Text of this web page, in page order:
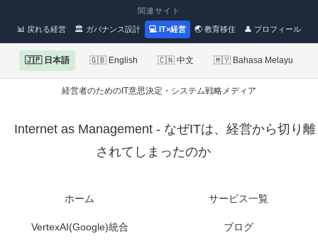
関連サイト
📊 戻れる経営 🏛 ガバナンス設計 💻 IT×経営 🌏 教育移住 👤 プロフィール
🇯🇵 日本語 🇬🇧 English 🇨🇳 中文 🇲🇾 Bahasa Melayu
経営者のためのIT意思決定・システム戦略メディア
Internet as Management - なぜITは、経営から切り離
されてしまったのか
ホーム サービス一覧
VertexAI(Google)統合 ブログ